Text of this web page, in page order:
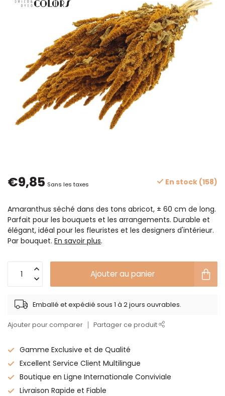
€9,85 Sans les taxes En stock (158)
Amaranthus séché dans des tons abricot, ± 60 cm de long.
Parfait pour les bouquets et les arrangements. Durable et
élégant, idéal pour les fleuristes et les designers d'intérieur.
Par bouquet. En savoir plus.
Ajouter au panier
Emballé et expédié sous 1 à 2 jours ouvrables.
Ajouter pour comparer Partager ce produit
Gamme Exclusive et de Qualité
Excellent Service Client Multilingue
Boutique en Ligne Internationale Conviviale
Livraison Rapide et Fiable